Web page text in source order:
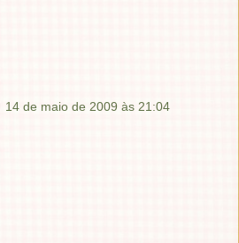
14 de maio de 2009 às 21:04